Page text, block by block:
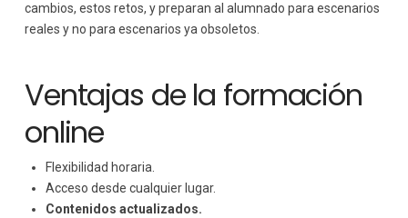
cambios, estos retos, y preparan al alumnado para escenarios
reales y no para escenarios ya obsoletos.
Ventajas de la formación
online
Flexibilidad horaria.
Acceso desde cualquier lugar.
Contenidos actualizados.